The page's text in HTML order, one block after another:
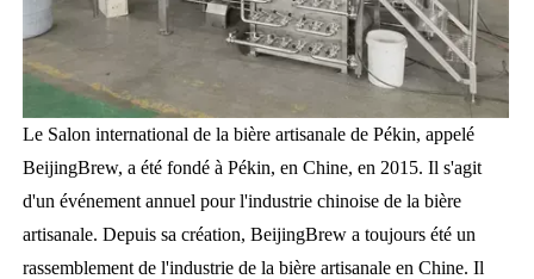
Le Salon international de la bière artisanale de Pékin, appelé
BeijingBrew, a été fondé à Pékin, en Chine, en 2015. Il s'agit
d'un événement annuel pour l'industrie chinoise de la bière
artisanale. Depuis sa création, BeijingBrew a toujours été un
rassemblement de l'industrie de la bière artisanale en Chine. Il